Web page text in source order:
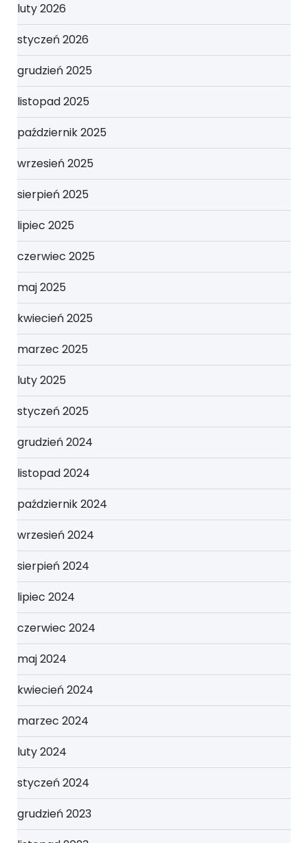
luty 2026
styczeń 2026
grudzień 2025
listopad 2025
październik 2025
wrzesień 2025
sierpień 2025
lipiec 2025
czerwiec 2025
maj 2025
kwiecień 2025
marzec 2025
luty 2025
styczeń 2025
grudzień 2024
listopad 2024
październik 2024
wrzesień 2024
sierpień 2024
lipiec 2024
czerwiec 2024
maj 2024
kwiecień 2024
marzec 2024
luty 2024
styczeń 2024
grudzień 2023